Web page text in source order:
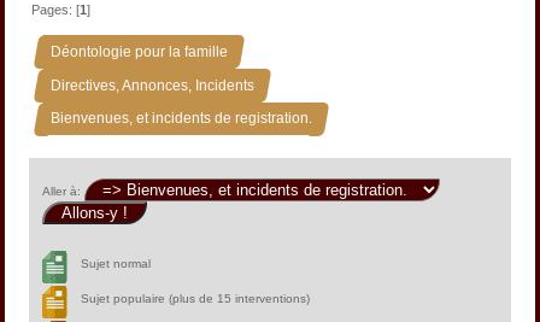
Pages: [1]
Déontologie pour la famille »
Directives, Annonces, Incidents »
Bienvenues, et incidents de registration.
Aller à:
Sujet normal
Sujet populaire (plus de 15 interventions)